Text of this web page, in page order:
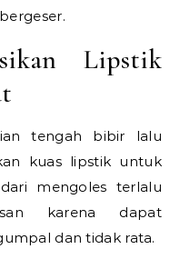
Lipstik
tengah bibir lalu
kuas lipstik untuk
mengoles terlalu
karena dapat
dan tidak rata.